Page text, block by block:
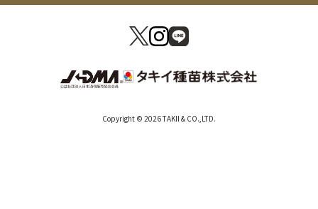
Copyright © 2026 TAKII & CO.,LTD.